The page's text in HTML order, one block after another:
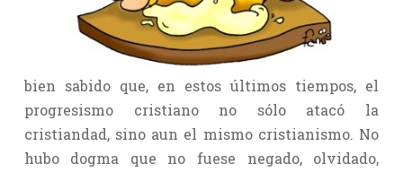
bien sabido que, en estos últimos tiempos, el
progresismo cristiano no sólo atacó la
cristiandad, sino aun el mismo cristianismo. No
hubo dogma que no fuese negado, olvidado,